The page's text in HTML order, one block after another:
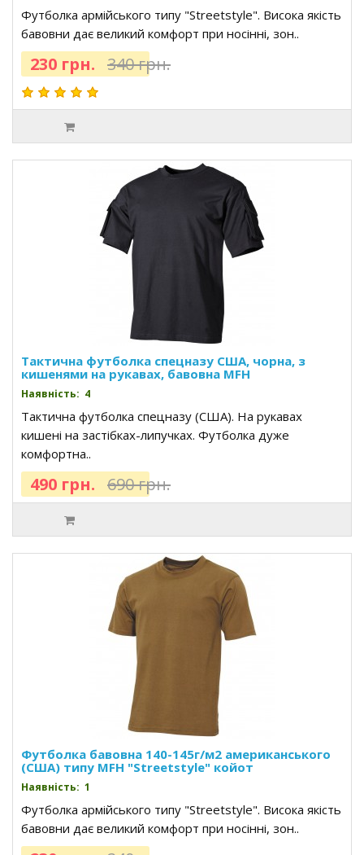
Футболка армійського типу "Streetstyle". Висока якість
бавовни дає великий комфорт при носінні, зон..
230 грн. 340 грн.
Тактична футболка спецназу США, чорна, з
кишенями на рукавах, бавовна MFH
Наявність: 4
Тактична футболка спецназу (США). На рукавах
кишені на застібках-липучках. Футболка дуже
комфортна..
490 грн. 690 грн.
Футболка бавовна 140-145г/м2 американського
(США) типу MFH "Streetstyle" койот
Наявність: 1
Футболка армійського типу "Streetstyle". Висока якість
бавовни дає великий комфорт при носінні, зон..